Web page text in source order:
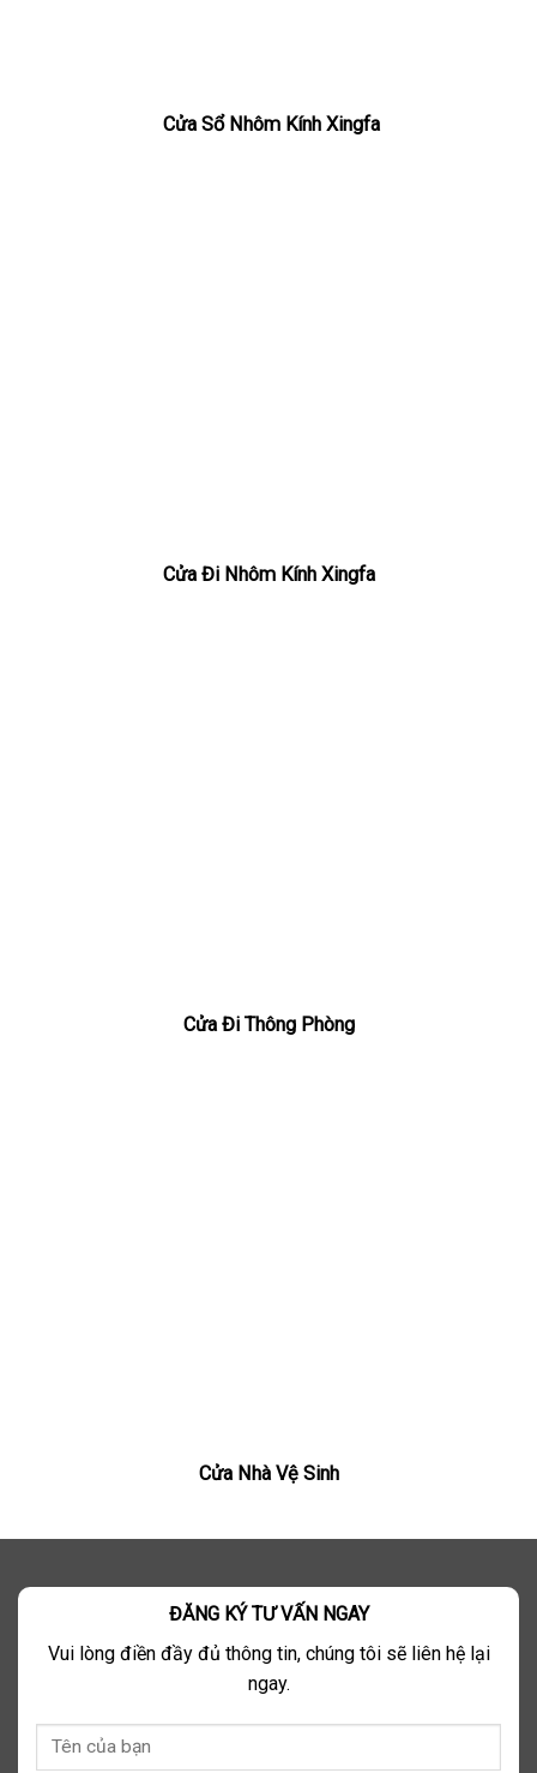
Cửa Sổ Nhôm Kính Xingfa
Cửa Đi Nhôm Kính Xingfa
Cửa Đi Thông Phòng
Cửa Nhà Vệ Sinh
ĐĂNG KÝ TƯ VẤN NGAY
Vui lòng điền đầy đủ thông tin, chúng tôi sẽ liên hệ lại
ngay.